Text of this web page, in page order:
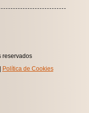
reservados
| Política de Cookies